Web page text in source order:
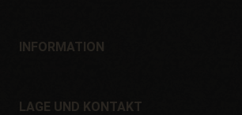
Angebote
INFORMATION
Garantien und Rücksendungen
LAGE UND KONTAKT